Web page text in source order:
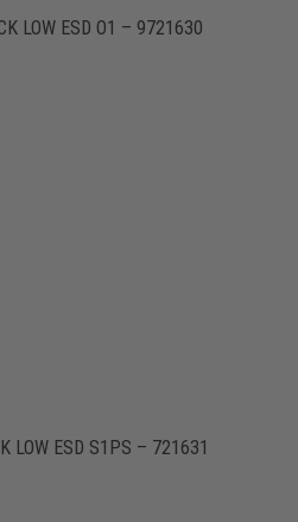
LOW ESD O1 – 9721630
LOW ESD S1PS – 721631